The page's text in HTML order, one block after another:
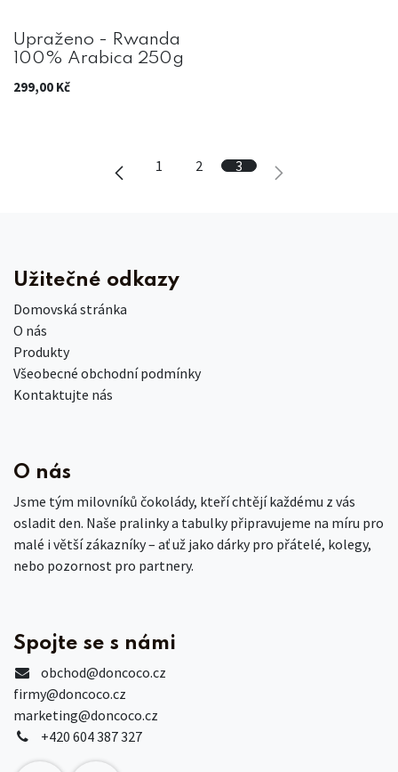
Upraženo - Rwanda
100% Arabica 250g
299,00 Kč
1 2 3
Užitečné odkazy
Domovská stránka
O nás
Produkty
Všeobecné obchodní podmínky
Kontaktujte nás
O nás
Jsme tým milovníků čokolády, kteří chtějí každému z vás
osladit den. Naše pralinky a tabulky připravujeme na míru pro
malé i větší zákazníky – ať už jako dárky pro přátelé, kolegy,
nebo pozornost pro partnery.
Spojte se s námi
obchod@doncoco.cz
firmy@doncoco.cz
marketing@doncoco.cz
+420 604 387 327